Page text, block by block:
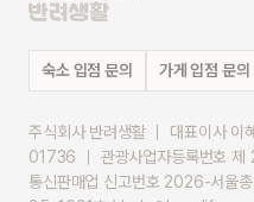
숙소 입점 문의 가게 입점 문의
주식회사 반려생활 ｜ 대표이사
01736 ｜ 관광사업자등록번호
통신판매업 신고번호 2026-서울